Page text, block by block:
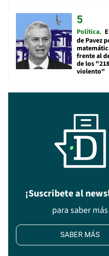
Política
de Pavez
frente al
de los
violento"
¡Suscribete al
para saber más
SABER MÁS